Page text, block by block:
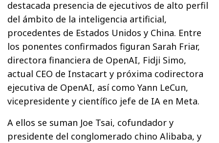
destacada presencia de ejecutivos de alto perfil
del ámbito de la inteligencia artificial,
procedentes de Estados Unidos y China. Entre
los ponentes confirmados figuran Sarah Friar,
directora financiera de OpenAI, Fidji Simo,
actual CEO de Instacart y próxima codirectora
ejecutiva de OpenAI, así como Yann LeCun,
vicepresidente y científico jefe de IA en Meta.
A ellos se suman Joe Tsai, cofundador y
presidente del conglomerado chino Alibaba, y